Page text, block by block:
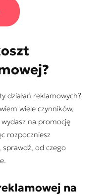
działań reklamowych?
wiele czynników,
na promocję
rozpoczniesz
od czego
na